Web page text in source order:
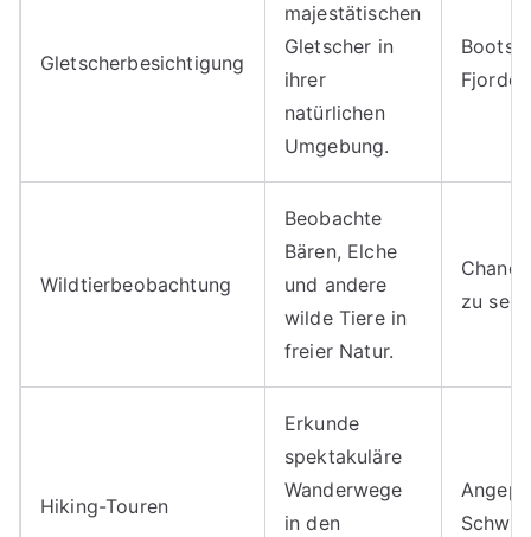
Gletscherbesichtigung
majestätischen
Gletscher in
ihrer
natürlichen
Umgebung.
Fjorde
Wildtierbeobachtung
Beobachte
Bären, Elche
und andere
wilde Tiere in
freier Natur.
zu
Hiking-Touren
Erkunde
spektakuläre
Wanderwege
in den